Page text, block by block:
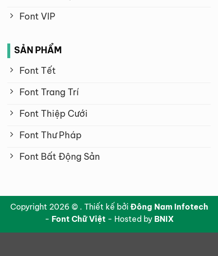
Font VIP
SẢN PHẨM
Font Tết
Font Trang Trí
Font Thiệp Cưới
Font Thư Pháp
Font Bất Động Sản
Copyright 2026 © . Thiết kế bởi Đông Nam Infotech
- Font Chữ Việt- Hosted by BNIX